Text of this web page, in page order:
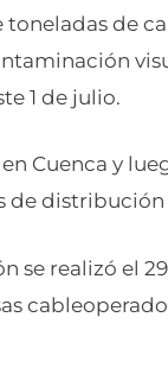
de
1 de julio.
Cuenca y
de
se realizó el